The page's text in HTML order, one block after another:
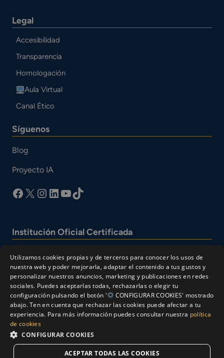
Legal
Accesibilidad
Transparencia
Homologación
Aula Virtual
Canal Ético
Síguenos
Blog
Proyecto IA
facebook
X Instagram
LinkedIn
YouTube
TikTok
Institución Oficial Certificada
Aviso Legal
Política de Cookies
Utilizamos cookies propias y de terceros para conocer los usos de
nuestra web y poder mejorarla, adaptar el contenido a tus gustos y
personalizar nuestros anuncios, marketing y publicaciones en redes
sociales. Puedes aceptarlas todas, rechazarlas o elegir tu
configuración pulsando el botón '
CONFIGURAR COOKIES' mostrado
abajo. Ten en cuenta que rechazar las cookies puede afectar a tu
experiencia. Para más información puedes consultar nuestra política
de cookies
CONFIGURAR COOKIES
ACEPTAR TODAS LAS COOKIES